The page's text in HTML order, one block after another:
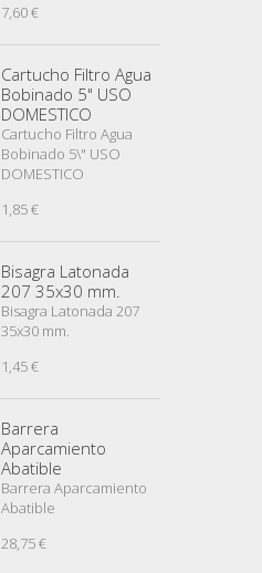
7,60 €
Cartucho Filtro Agua
Bobinado 5" USO
DOMESTICO
Cartucho Filtro Agua
Bobinado 5\" USO
DOMESTICO
1,85 €
Bisagra Latonada
207 35x30 mm.
Bisagra Latonada 207
35x30 mm.
1,45 €
Barrera
Aparcamiento
Abatible
Barrera Aparcamiento
Abatible
28,75 €